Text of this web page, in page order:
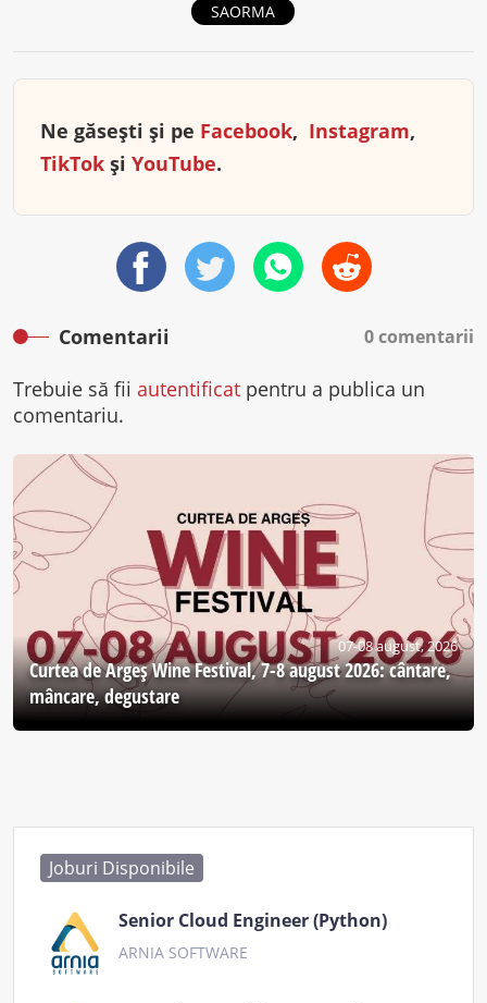
SAORMA
Ne găsești și pe Facebook, Instagram,
TikTok și YouTube.
Comentarii 0 comentarii
Trebuie să fii autentificat pentru a publica un
comentariu.
07-08 august, 2026
Curtea de Argeş Wine Festival, 7-8 august 2026: cântare,
mâncare, degustare
Joburi Disponibile
Senior Cloud Engineer (Python)
ARNIA SOFTWARE